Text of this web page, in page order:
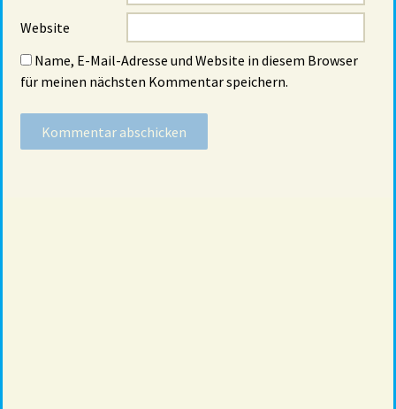
Website
Name, E-Mail-Adresse und Website in diesem Browser
für meinen nächsten Kommentar speichern.